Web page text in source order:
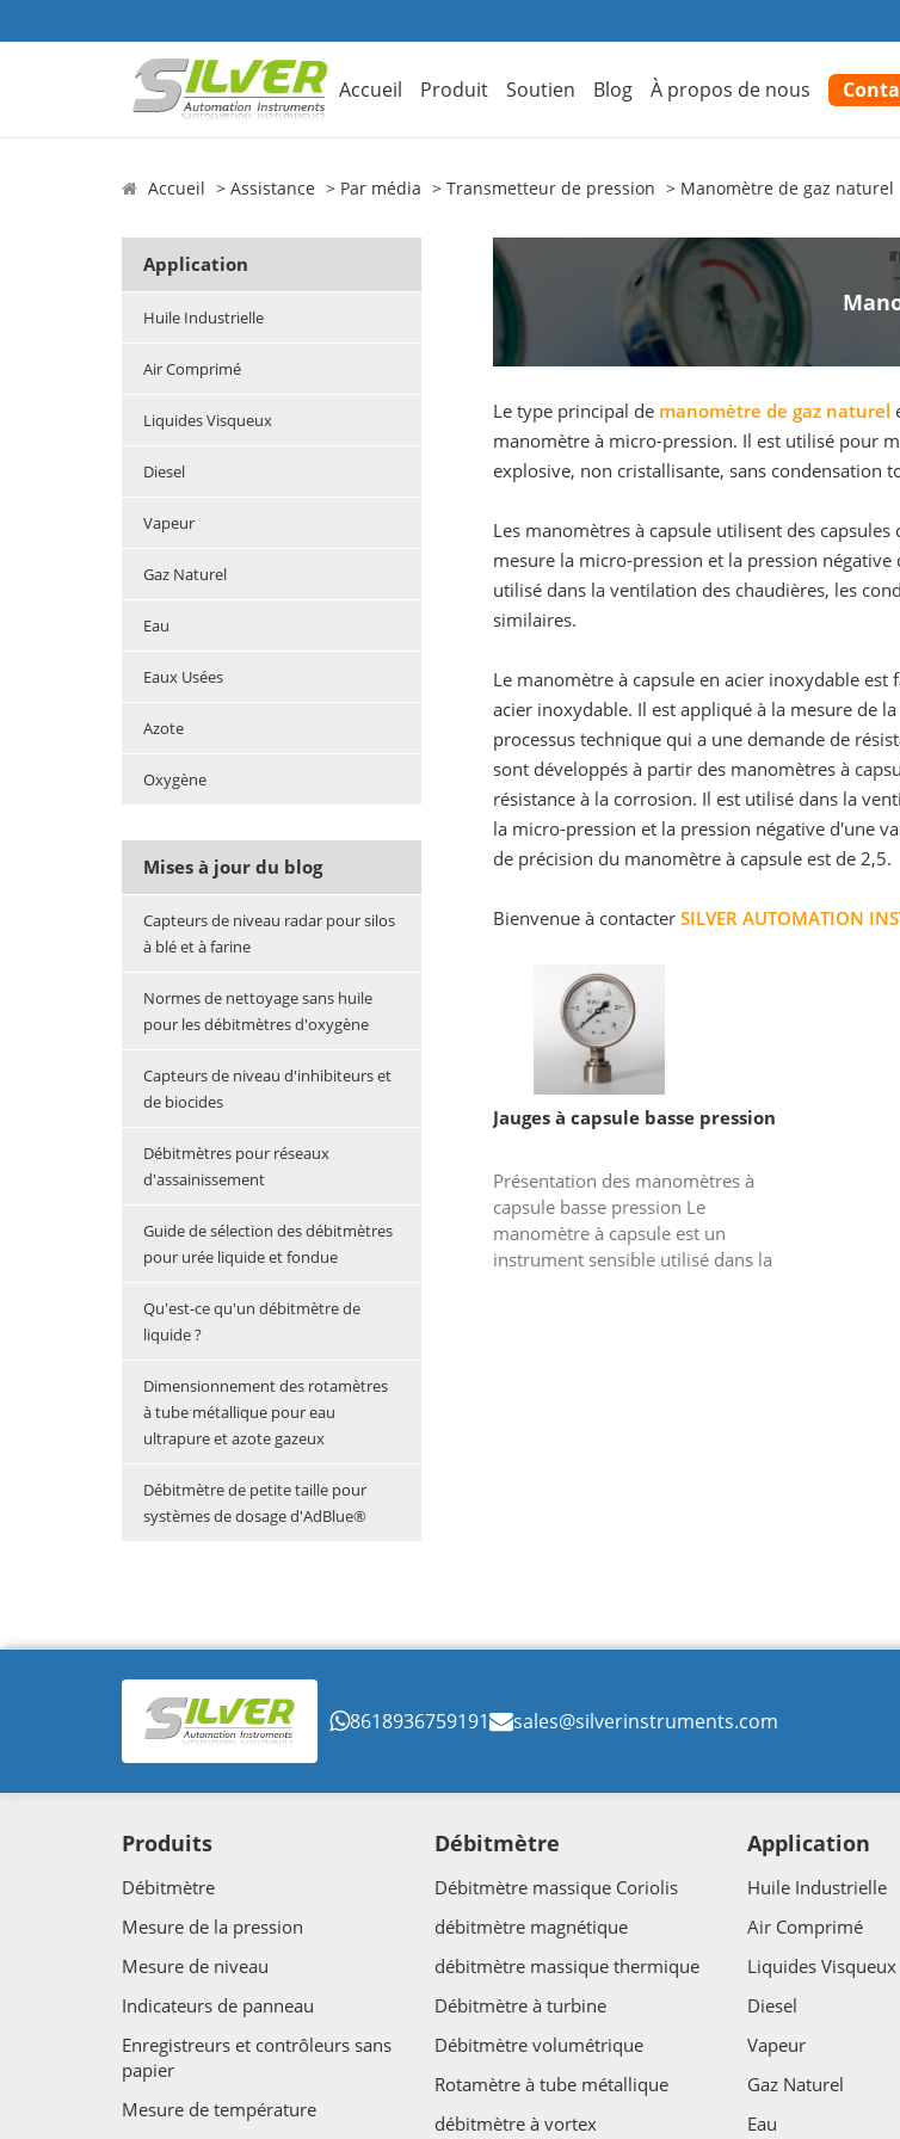
Accueil Produit Soutien Blog À propos de nous
Accueil Assistance Par média Transmetteur de pression Manomètre de gaz naturel
Application
Huile Industrielle
Air Comprimé
Liquides Visqueux
Diesel
Vapeur
Gaz Naturel
Eau
Eaux Usées
Azote
Oxygène
Mises à jour du blog
Capteurs de niveau radar pour silos
à blé et à farine
Normes de nettoyage sans huile
pour les débitmètres d'oxygène
Capteurs de niveau d'inhibiteurs et
de biocides
Débitmètres pour réseaux
d'assainissement
Guide de sélection des débitmètres
pour urée liquide et fondue
Qu'est-ce qu'un débitmètre de
liquide ?
Dimensionnement des rotamètres
à tube métallique pour eau
ultrapure et azote gazeux
Débitmètre de petite taille pour
systèmes de dosage d'AdBlue®
Le type principal de manomètre de gaz naturel
manomètre à micro-pression. Il est utilisé pour
explosive, non cristallisante, sans condensation
Les manomètres à capsule utilisent des
mesure la micro-pression et la pression
utilisé dans la ventilation des chaudières, les
similaires.
Le manomètre à capsule en acier inoxydable
acier inoxydable. Il est appliqué à la mesure de
processus technique qui a une demande de
sont développés à partir des manomètres à
résistance à la corrosion. Il est utilisé dans la
la micro-pression et la pression négative d'une
de précision du manomètre à capsule est de 2,5.
Bienvenue à contacter SILVER AUTOMATION
Jauges à capsule basse pression
Présentation des manomètres à
capsule basse pression Le
manomètre à capsule est un
instrument sensible utilisé dans la
8618936759191 sales@silverinstruments.com
Produits
Débitmètre
Mesure de la pression
Mesure de niveau
Indicateurs de panneau
Enregistreurs et contrôleurs sans
papier
Mesure de température
Débitmètre
Débitmètre massique Coriolis
débitmètre magnétique
débitmètre massique thermique
Débitmètre à turbine
Débitmètre volumétrique
Rotamètre à tube métallique
débitmètre à vortex
Application
Huile Industrielle
Air Comprimé
Liquides Visqueux
Diesel
Vapeur
Gaz Naturel
Eau